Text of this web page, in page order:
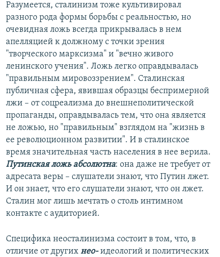
Разумеется, сталинизм тоже культивировал
разного рода формы борьбы с реальностью, но
очевидная ложь всегда прикрывалась в нем
апелляцией к должному с точки зрения
"творческого марксизма" и "вечно живого
ленинского учения". Ложь легко оправдывалась
"правильным мировоззрением". Сталинская
публичная сфера, явившая образцы беспримерной
лжи – от соцреализма до внешнеполитической
пропаганды, оправдывалась тем, что она является
не ложью, но "правильным" взглядом на "жизнь в
ее революционном развитии". И в сталинское
время значительная часть населения в нее верила.
Путинская ложь абсолютна: она даже не требует от
адресата веры – слушатели знают, что Путин лжет.
И он знает, что его слушатели знают, что он лжет.
Сталин мог лишь мечтать о столь интимном
контакте с аудиторией.
Специфика неосталинизма состоит в том, что, в
отличие от других нео-идеологий и политических